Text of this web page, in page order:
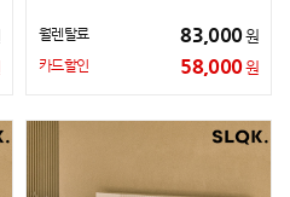
월렌탈료 83,000원
카드할인 58,000원